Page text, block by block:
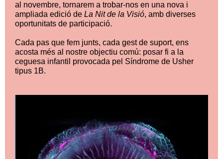
al novembre, tornarem a trobar-nos en una nova i
ampliada edició de La Nit de la Visió, amb diverses
oportunitats de participació.
Cada pas que fem junts, cada gest de suport, ens
acosta més al nostre objectiu comú: posar fi a la
ceguesa infantil provocada pel Síndrome de Usher
tipus 1B.